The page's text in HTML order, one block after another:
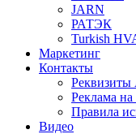
JARN
РАТЭК
Turkish
Маркетинг
Контакты
Реклама на
Правила
Видео